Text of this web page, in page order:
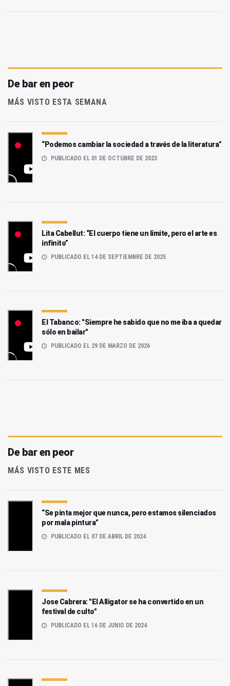
De bar en peor
MÁS VISTO ESTA SEMANA
“Podemos cambiar la sociedad a través de la literatura”
PUBLICADO EL 01 DE OCTUBRE DE 2023
Lita Cabellut: “El cuerpo tiene un límite, pero el arte es
infinito”
PUBLICADO EL 14 DE SEPTIEMBRE DE 2025
El Tabanco: "Siempre he sabido que no me iba a quedar
sólo en bailar"
PUBLICADO EL 29 DE MARZO DE 2026
De bar en peor
MÁS VISTO ESTE MES
“Se pinta mejor que nunca, pero estamos silenciados
por mala pintura”
PUBLICADO EL 07 DE ABRIL DE 2024
Jose Cabrera: "El Alligator se ha convertido en un
festival de culto"
PUBLICADO EL 16 DE JUNIO DE 2024